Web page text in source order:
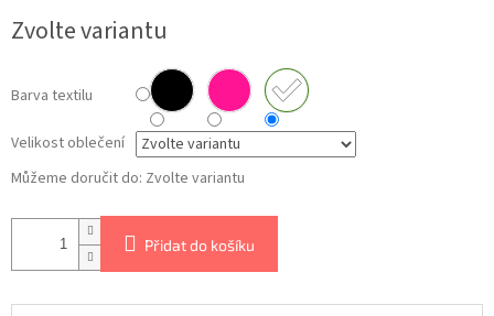
cena:
Zvolte variantu
Barva textilu
Velikost oblečení
Můžeme doručit do: Zvolte variantu
Přidat do košíku